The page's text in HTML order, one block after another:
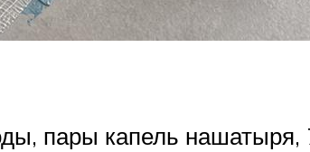
пары капель нашатыря,